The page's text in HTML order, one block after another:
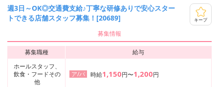
週3日～OK◎交通費支給♪丁寧な研修ありで安心スター
トできる店舗スタッフ募集！[20689]
キープ
募集情報
募集職種
給与
ホールスタッフ、
飲食・フードその
他
ア/パ 時給1,150円〜1,200円